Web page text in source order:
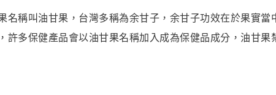
名稱叫油甘果，台灣多稱為余甘子，余甘子功效在於果實
許多保健產品會以油甘果名稱加入成為保健品成分，油甘